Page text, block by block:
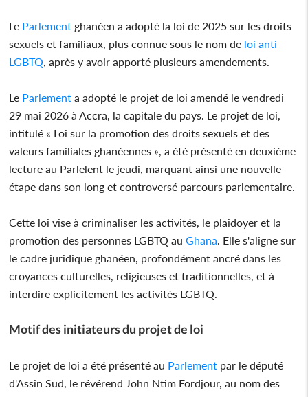
Le Parlement ghanéen a adopté la loi de 2025 sur les droits
sexuels et familiaux, plus connue sous le nom de loi anti-
LGBTQ, après y avoir apporté plusieurs amendements.
Le Parlement a adopté le projet de loi amendé le vendredi
29 mai 2026 à Accra, la capitale du pays. Le projet de loi,
intitulé « Loi sur la promotion des droits sexuels et des
valeurs familiales ghanéennes », a été présenté en deuxième
lecture au Parlelent le jeudi, marquant ainsi une nouvelle
étape dans son long et controversé parcours parlementaire.
Cette loi vise à criminaliser les activités, le plaidoyer et la
promotion des personnes LGBTQ auGhana. Elle s'aligne sur
le cadre juridique ghanéen, profondément ancré dans les
croyances culturelles, religieuses et traditionnelles, et à
interdire explicitement les activités LGBTQ.
Motif des initiateurs du projet de loi
Le projet de loi a été présenté au Parlement par le député
d'Assin Sud, le révérend John Ntim Fordjour, au nom des